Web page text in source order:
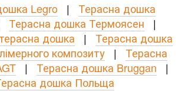
Legro | Терасна дошка
Терасна дошка Термоясен |
дошка | Терасна дошка
композиту| Терасна
| Терасна дошка Bruggan |
дошка Польща